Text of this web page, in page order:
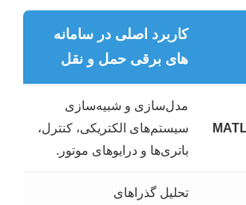
کاربرد اصلی در سامانه
های برقی حمل و نقل
مدل‌سازی و شبیه‌سازی
سیستم‌های الکتریکی، کنترل،
باتری‌ها و درایوهای موتور.
تحلیل گذراهای